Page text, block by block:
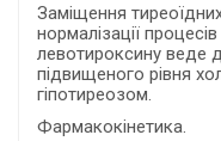
Заміщення
нормалізації
левотироксину веде
підвищеного рівня
гіпотиреозом.
Фармакокінетика.